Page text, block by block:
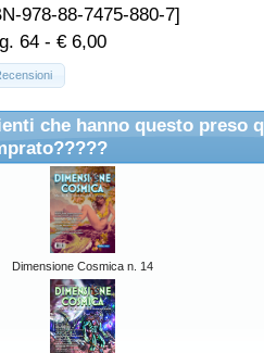
978-88-7475-880-7]
64 - € 6,00
che hanno questo preso
Dimensione Cosmica n. 14